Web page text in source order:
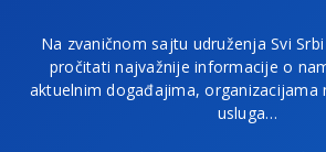
Na zvaničnom sajtu udruženja Svi
pročitati najvažnije informacije o
aktuelnim događajima, organizacijama
usluga…